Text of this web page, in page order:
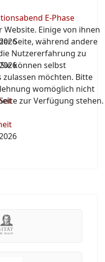
E-Phase
Einige von ihnen
Seite, während andere
Nutzererfahrung zu
können selbst
zulassen möchten. Bitte
womöglich nicht
zur Verfügung stehen.